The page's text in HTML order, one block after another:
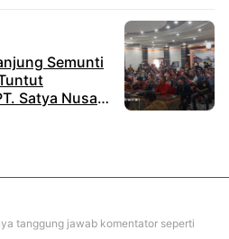
Semunti
Satya Nusa
tanggung jawab komentator seperti